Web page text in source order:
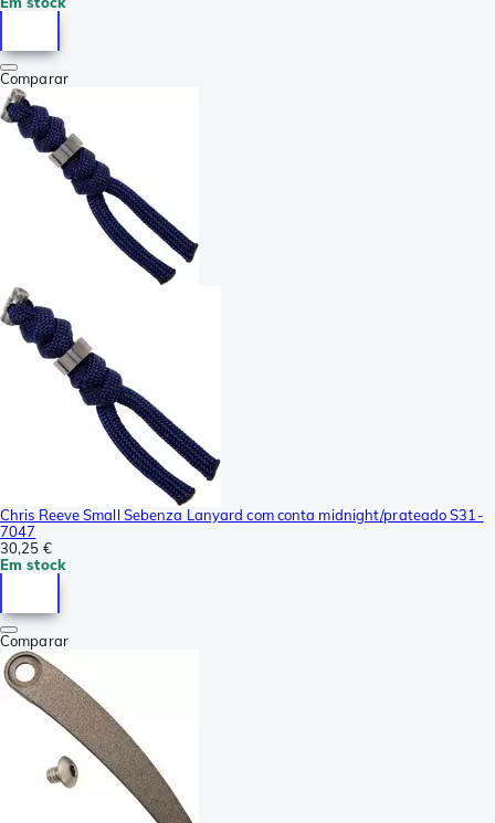
Comparar
Chris Reeve Small Sebenza Lanyard com conta midnight/prateado S31-
7047
30,25 €
Em stock
Comparar